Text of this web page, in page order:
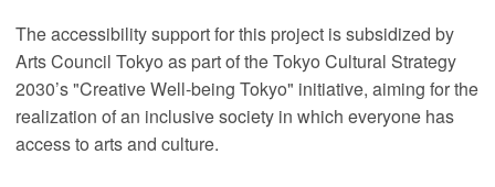
The accessibility support for this project is subsidized by
Arts Council Tokyo as part of the Tokyo Cultural Strategy
2030’s "Creative Well-being Tokyo" initiative, aiming for the
realization of an inclusive society in which everyone has
access to arts and culture.